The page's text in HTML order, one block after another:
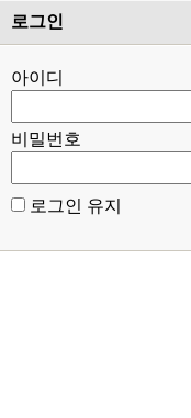
로그인
아이디
비밀번호
로그인 유지